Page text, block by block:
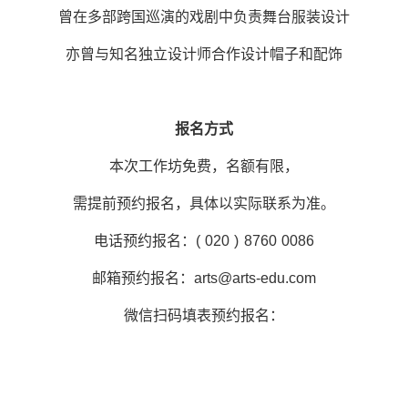
曾在多部跨国巡演的戏剧中负责舞台服装设计
亦曾与知名独立设计师合作设计帽子和配饰
报名方式
本次工作坊免费，名额有限，
需提前预约报名，具体以实际联系为准。
电话预约报名：( 020 ) 8760 0086
邮箱预约报名：arts@arts-edu.com
微信扫码填表预约报名：